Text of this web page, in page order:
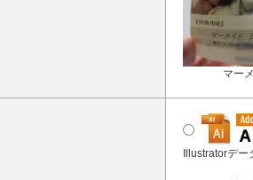
マー
Illustratorデ